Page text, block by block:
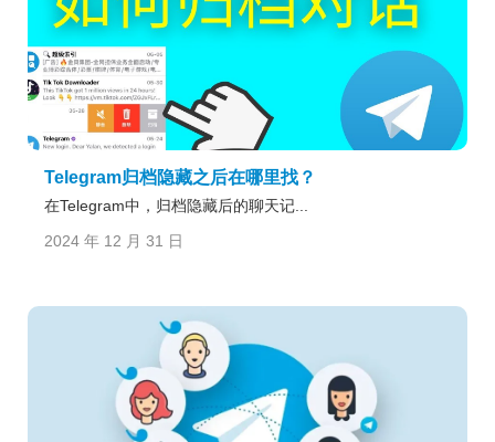
Telegram归档隐藏之后在哪里找？
在Telegram中，归档隐藏后的聊天记...
2024 年 12 月 31 日